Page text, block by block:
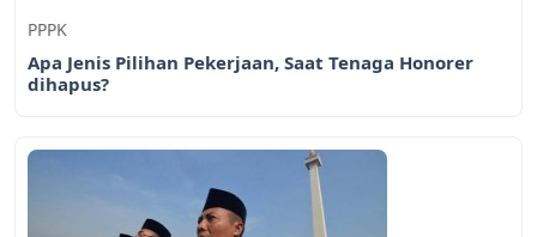
PPPK
Apa Jenis Pilihan Pekerjaan, Saat Tenaga Honorer
dihapus?